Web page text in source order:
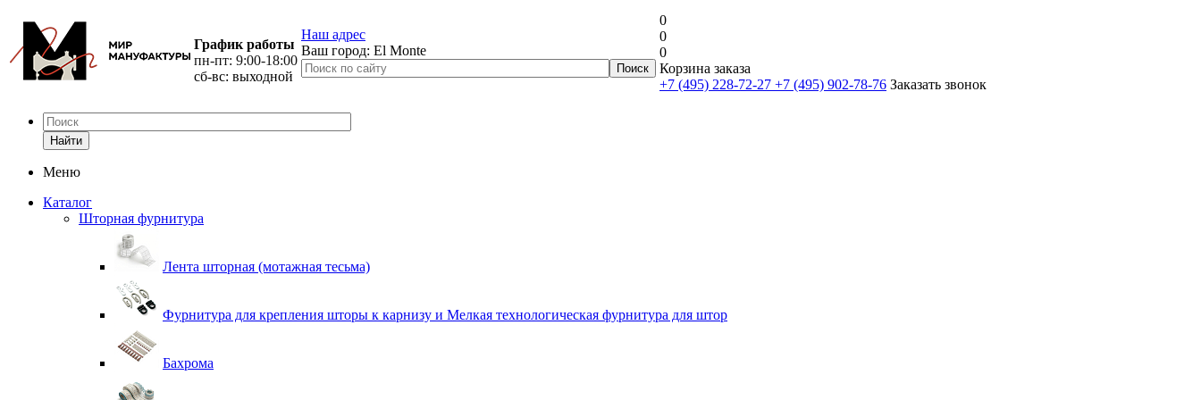
График работы
пн-пт: 9:00-18:00
сб-вс: выходной
Наш адрес
Ваш город: El Monte
0
0
0
Корзина заказа
+7 (495) 228-72-27 +7 (495) 902-78-76 Заказать звонок
Найти
Меню
Каталог
Шторная фурнитура
Лента шторная (мотажная тесьма)
Фурнитура для крепления шторы к карнизу и Мелкая технологическая фурнитура для штор
Бахрома